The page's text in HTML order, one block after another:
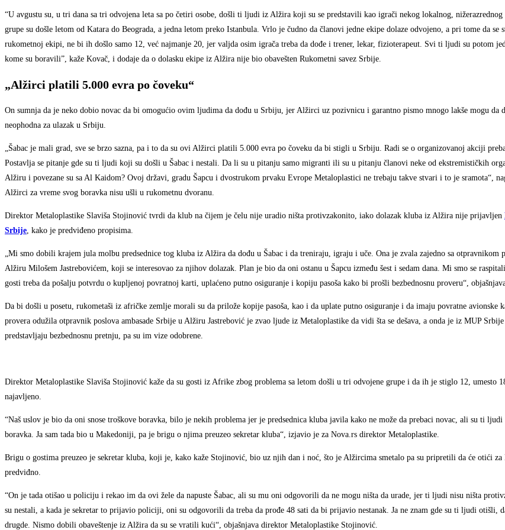
“U avgustu su, u tri dana sa tri odvojena leta sa po četiri osobe, došli ti ljudi iz Alžira koji su se predstavili kao igrači nekog lokalnog,
grupe su došle letom od Katara do Beograda, a jedna letom preko Istanbula. Vrlo je čudno da članovi jedne ekipe dolaze odvojeno, a pri tome da se
rukometnoj ekipi, ne bi ih došlo samo 12, već najmanje 20, jer valjda osim igrača treba da dođe i trener, lekar, fizioterapeut. Svi ti ljudi su potom
kome su boravili”, kaže Kovač, i dodaje da o dolasku ekipe iz Alžira nije bio obavešten Rukometni savez Srbije.
„Alžirci platili 5.000 evra po čoveku“
On sumnja da je neko dobio novac da bi omogućio ovim ljudima da dođu u Srbiju, jer Alžirci uz pozivnicu i garantno pismo mnogo lakše mogu da
neophodna za ulazak u Srbiju.
„Šabac je mali grad, sve se brzo sazna, pa i to da su ovi Alžirci platili 5.000 evra po čoveku da bi stigli u Srbiju. Radi se o organizovanoj akciji
Postavlja se pitanje gde su ti ljudi koji su došli u Šabac i nestali. Da li su u pitanju samo migranti ili su u pitanju članovi neke od ekstremističkih
Alžiru i povezane su sa Al Kaidom? Ovoj državi, gradu Šapcu i dvostrukom prvaku Evrope Metaloplastici ne trebaju takve stvari i to je sramota“,
Alžirci za vreme svog boravka nisu ušli u rukometnu dvoranu.
Direktor Metaloplastike Slaviša Stojinović tvrdi da klub na čijem je čelu nije uradio ništa protivzakonito, iako dolazak kluba iz Alžira nije prijavljen
Srbije , kako je predviđeno propisima.
„Mi smo dobili krajem jula molbu predsednice tog kluba iz Alžira da dođu u Šabac i da treniraju, igraju i uče. Ona je zvala zajedno sa otpravnikom
Alžiru Milošem Jastrebovićem, koji se interesovao za njihov dolazak. Plan je bio da oni ostanu u Šapcu između šest i sedam dana. Mi smo se
gosti treba da pošalju potvrdu o kupljenoj povratnoj karti, uplaćeno putno osiguranje i kopiju pasoša kako bi prošli bezbednosnu proveru“,
Da bi došli u posetu, rukometaši iz afričke zemlje morali su da prilože kopije pasoša, kao i da uplate putno osiguranje i da imaju povratne avionske
provera odužila otpravnik poslova ambasade Srbije u Alžiru Jastrebović je zvao ljude iz Metaloplastike da vidi šta se dešava, a onda je iz MUP
predstavljaju bezbednosnu pretnju, pa su im vize odobrene.
Direktor Metaloplastike Slaviša Stojinović kaže da su gosti iz Afrike zbog problema sa letom došli u tri odvojene grupe i da ih je stiglo 12, umesto
najavljeno.
“Naš uslov je bio da oni snose troškove boravka, bilo je nekih problema jer je predsednica kluba javila kako ne može da prebaci novac, ali su ti
boravka. Ja sam tada bio u Makedoniji, pa je brigu o njima preuzeo sekretar kluba“, izjavio je za Nova.rs direktor Metaloplastike.
Brigu o gostima preuzeo je sekretar kluba, koji je, kako kaže Stojinović, bio uz njih dan i noć, što je Alžircima smetalo pa su pripretili da će otići za
predviđno.
“On je tada otišao u policiju i rekao im da ovi žele da napuste Šabac, ali su mu oni odgovorili da ne mogu ništa da urade, jer ti ljudi nisu ništa
su nestali, a kada je sekretar to prijavio policiji, oni su odgovorili da treba da prođe 48 sati da bi prijavio nestanak. Ja ne znam gde su ti ljudi otišli,
drugde. Nismo dobili obaveštenje iz Alžira da su se vratili kući“, objašnjava direktor Metaloplastike Stojinović.